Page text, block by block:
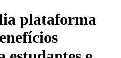
plataforma